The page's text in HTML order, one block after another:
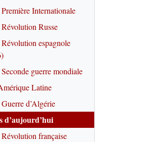
Internationale
Russe
espagnole
guerre mondiale
Latine
d’Algérie
d’aujourd’hui
française